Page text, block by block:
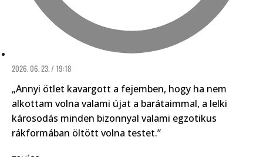
2026. 06. 23. / 19:18
„Annyi ötlet kavargott a fejemben, hogy ha nem
alkottam volna valami újat a barátaimmal, a lelki
károsodás minden bizonnyal valami egzotikus
rákformában öltött volna testet.”